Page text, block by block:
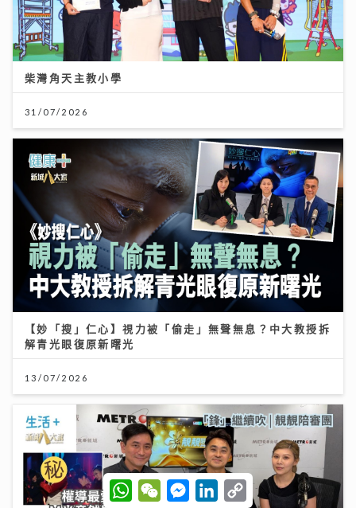
柴灣角天主教小學
31/07/2026
【妙「搜」仁心】視力被「偷走」無聲無息？中大教授拆
解青光眼復原新曙光
13/07/2026
W
h
W
e
M
e
L
C
o